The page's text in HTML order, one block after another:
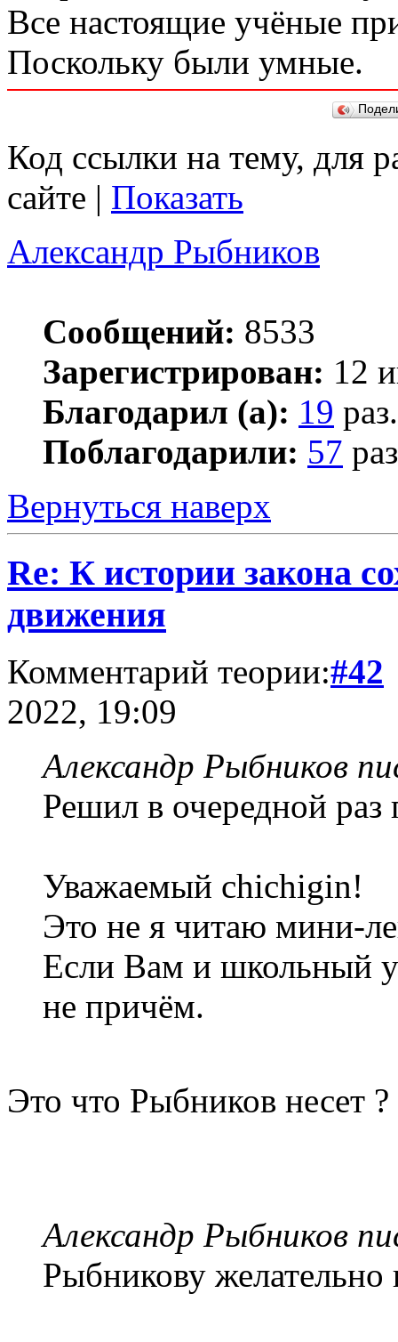
Все настоящие учёные
Поскольку были умные.
Код ссылки на тему, для
сайте | Показать
Александр Рыбников
Сообщений: 8533
Зарегистрирован: 12
Благодарил (а): 19 раз.
Поблагодарили: 57
Вернуться наверх
Re: К истории закона
движения
Комментарий теории:#42
2022, 19:09
Александр Рыбников
Решил в очередной раз
Уважаемый chichigin!
Это не я читаю мини-
Если Вам и школьный
не причём.
Это что Рыбников несет ?
Александр Рыбников
Рыбникову желательно